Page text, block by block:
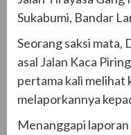
Sukabumi, Bandar
Seorang saksi mata,
asal Jalan Kaca
pertama kali melihat
melaporkannya
Menanggapi